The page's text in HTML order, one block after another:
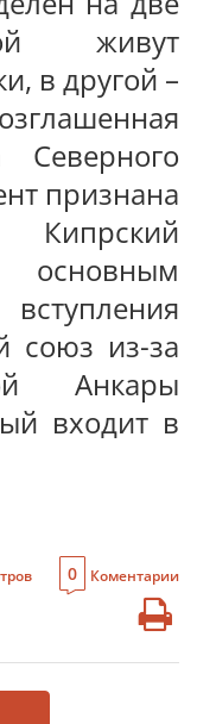
живут
в другой –
Северного
признана
основным
союз из-за
Анкары
входит в
0 Коментарии